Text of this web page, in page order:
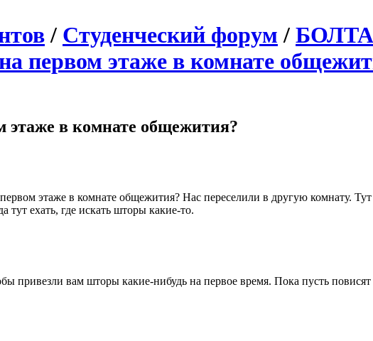
/ Студенческий форум /
первом этаже в комнате
в комнате общежития?
этаже в комнате общежития? Нас переселили в другую комнату.
тут ехать, где искать шторы какие-то.
привезли вам шторы какие-нибудь на первое время. Пока пусть